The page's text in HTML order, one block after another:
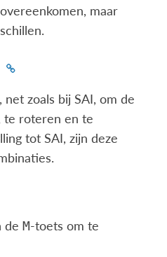
maar
zoals bij SAI, om de
te roteren en te
tot SAI, zijn deze
deM-toets om te